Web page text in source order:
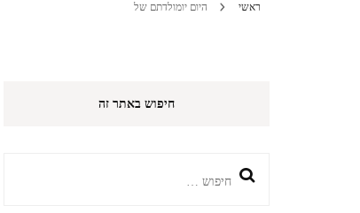
ראשי היום יומולדתם של
חיפוש באתר זה
חיפוש: